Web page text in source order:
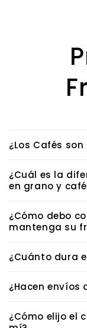
¿Los Cafés
¿Cuál es la
en grano y
¿Cómo debo
mantenga su
¿Cuánto dura
¿Hacen envíos
¿Cómo elijo el